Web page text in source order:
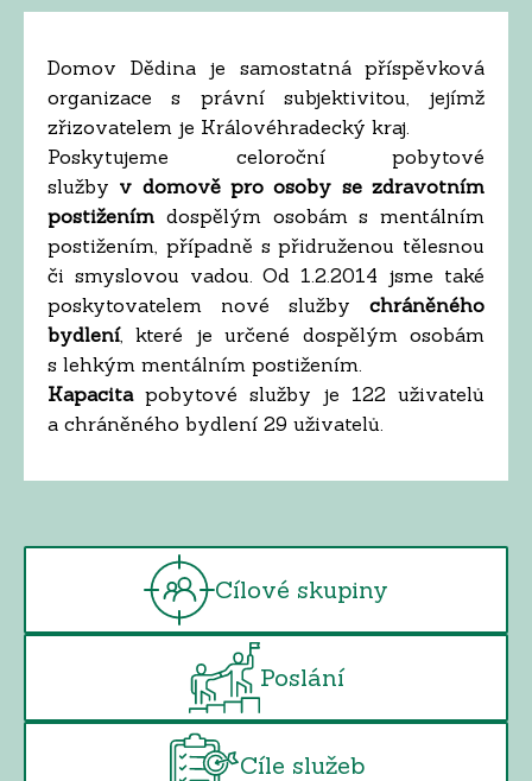
Domov Dědina je samostatná příspěvková
organizace s právní subjektivitou, jejímž
zřizovatelem je Královéhradecký kraj.
Poskytujeme celoroční pobytové
služby v domově pro osoby se zdravotním
postižením dospělým osobám s mentálním
postižením, případně s přidruženou tělesnou
či smyslovou vadou. Od 1.2.2014 jsme také
poskytovatelem nové služby chráněného
bydlení, které je určené dospělým osobám
s lehkým mentálním postižením.
Kapacitapobytové služby je 122 uživatelů
a chráněného bydlení 29 uživatelů.
Cílové skupiny
Poslání
Cíle služeb